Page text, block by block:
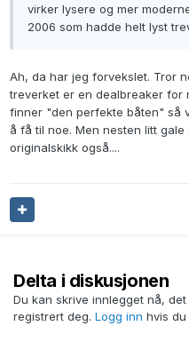
virker lysere og mer
2006 som hadde helt lyst
Ah, da har jeg forvekslet. Tror
treverket er en dealbreaker for
finner "den perfekte båten" så
å få til noe. Men nesten litt
originalskikk også....
Delta i diskusjonen
Du kan skrive innlegget nå,
registrert deg. Logg inn hvis